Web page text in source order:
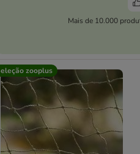
Mais de 10.000
zooplus